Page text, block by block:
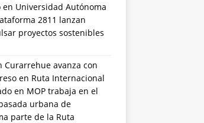
en Universidad Autónoma
2811 lanzan
proyectos sostenibles
avanza con
en Ruta Internacional
en MOP trabaja en el
urbana de
parte de la Ruta